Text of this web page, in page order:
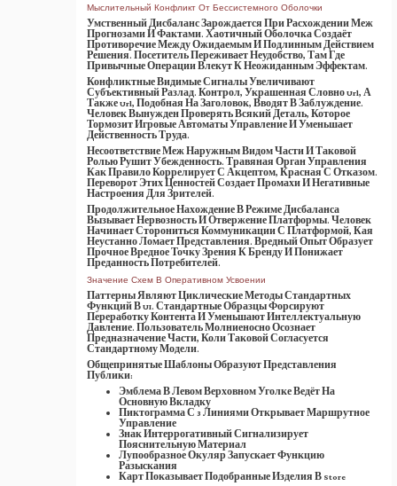
Мыслительный Конфликт От Бессистемного Оболочки
Умственный Дисбаланс Зарождается При Расхождении Меж
Прогнозами И Фактами. Хаотичный Оболочка Создаёт
Противоречие Между Ожидаемым И Подлинным Действием
Решения. Посетитель Переживает Неудобство, Там Где
Привычные Операции Влекут К Неожиданным Эффектам.
Конфликтные Видимые Сигналы Увеличивают
Субъективный Разлад. Контрол, Украшенная Словно Url, А
Также Url, Подобная На Заголовок, Вводят В Заблуждение.
Человек Вынужден Проверять Всякий Деталь, Которое
Тормозит Игровые Автоматы Управление И Уменьшает
Действенность Труда.
Несоответствие Меж Наружным Видом Части И Таковой
Ролью Рушит Убежденность. Травяная Орган Управления
Как Правило Коррелирует С Акцептом, Красная С Отказом.
Переворот Этих Ценностей Создает Промахи И Негативные
Настроения Для Зрителей.
Продолжительное Нахождение В Режиме Дисбаланса
Вызывает Нервозность И Отвержение Платформы. Человек
Начинает Сторониться Коммуникации С Платформой, Кая
Неустанно Ломает Представления. Вредный Опыт Образует
Прочное Вредное Точку Зрения К Бренду И Понижает
Преданность Потребителей.
Значение Схем В Оперативном Усвоении
Паттерны Являют Циклические Методы Стандартных
Функций В UI. Стандартные Образцы Форсируют
Переработку Контента И Уменьшают Интеллектуальную
Давление. Пользователь Молниеносно Осознает
Предназначение Части, Коли Таковой Согласуется
Стандартному Модели.
Общепринятые Шаблоны Образуют Представления
Публики:
Эмблема В Левом Верховном Уголке Ведёт На
Основную Вкладку
Пиктограмма С 3 Линиями Открывает Маршрутное
Управление
Знак Интеррогативный Сигнализирует
Пояснительную Материал
Лупообразное Окуляр Запускает Функцию
Разыскания
Карт Показывает Подобранные Изделия В Store